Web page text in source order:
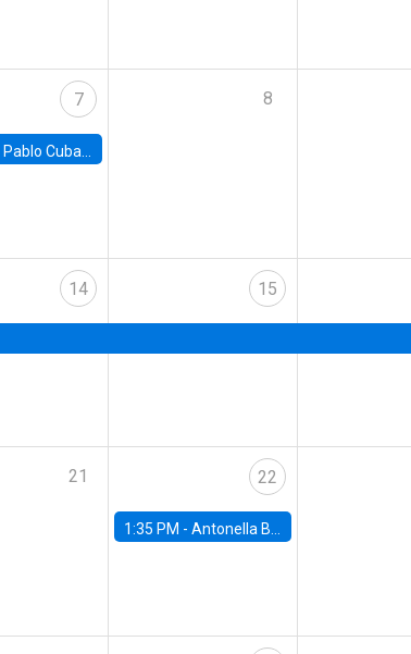
7
Pablo Cuba, FED Board
8
14 15
21 22
1:35 PM -Antonella Bancalari, Institute for Fiscal Studies (IFS) and Research Associate at University College London (UCL)